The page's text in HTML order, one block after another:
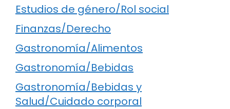
Estudios de género/Rol social
Finanzas/Derecho
Gastronomía/Alimentos
Gastronomía/Bebidas
Gastronomía/Bebidas y
Salud/Cuidado corporal